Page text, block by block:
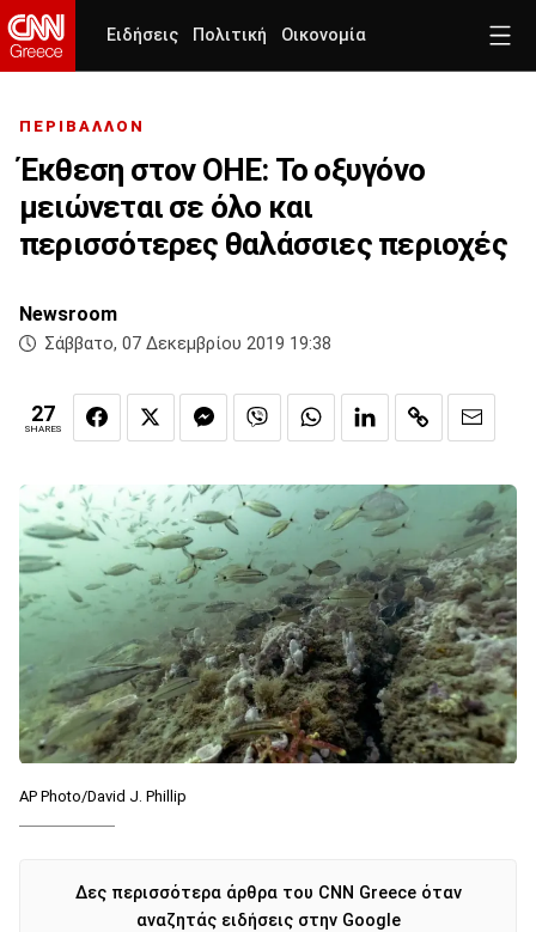
Ειδήσεις Πολιτική Οικονομία
ΠΕΡΙΒΑΛΛΟΝ
Έκθεση στον ΟΗΕ: Το οξυγόνο
μειώνεται σε όλο και
περισσότερες θαλάσσιες περιοχές
Newsroom
Σάββατο, 07 Δεκεμβρίου 2019 19:38
27
SHARES
AP Photo/David J. Phillip
Δες περισσότερα άρθρα του CNN Greece όταν
αναζητάς ειδήσεις στην Google